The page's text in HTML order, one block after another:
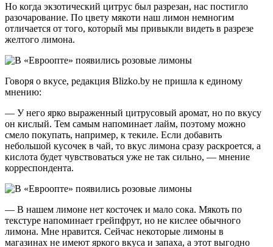
Но когда экзотический цитрус был разрезан, нас постигло
разочарование. По цвету мякоти наш лимон немногим
отличается от того, который мы привыкли видеть в разрезе
желтого лимона.
Говоря о вкусе, редакция Blizko.by не пришла к единому
мнению:
— У него ярко выраженный цитрусовый аромат, но по вкусу
он кислый. Тем самым напоминает лайм, поэтому можно
смело покупать, например, к текиле. Если добавить
небольшой кусочек в чай, то вкус лимона сразу раскроется, а
кислота будет чувствоваться уже не так сильно, — мнение
корреспондента.
— В нашем лимоне нет косточек и мало сока. Мякоть по
текстуре напоминает грейпфрут, но не кислее обычного
лимона. Мне нравится. Сейчас некоторые лимоны в
магазинах не имеют яркого вкуса и запаха, а этот выгодно